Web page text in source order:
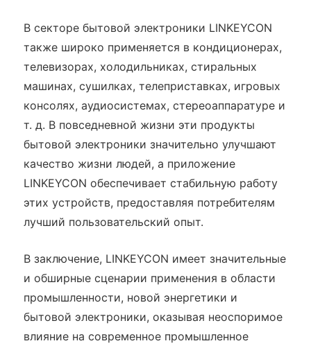
В секторе бытовой электроники LINKEYCON
также широко применяется в кондиционерах,
телевизорах, холодильниках, стиральных
машинах, сушилках, телеприставках, игровых
консолях, аудиосистемах, стереоаппаратуре и
т. д. В повседневной жизни эти продукты
бытовой электроники значительно улучшают
качество жизни людей, а приложение
LINKEYCON обеспечивает стабильную работу
этих устройств, предоставляя потребителям
лучший пользовательский опыт.
В заключение, LINKEYCON имеет значительные
и обширные сценарии применения в области
промышленности, новой энергетики и
бытовой электроники, оказывая неоспоримое
влияние на современное промышленное